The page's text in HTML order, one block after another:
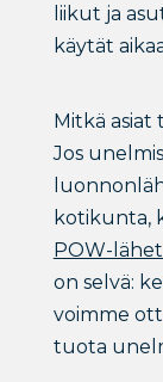
liikut ja
käytät
Mitkä asiat
Jos
kotikunta,
POW-
on selvä:
voimme
tuota